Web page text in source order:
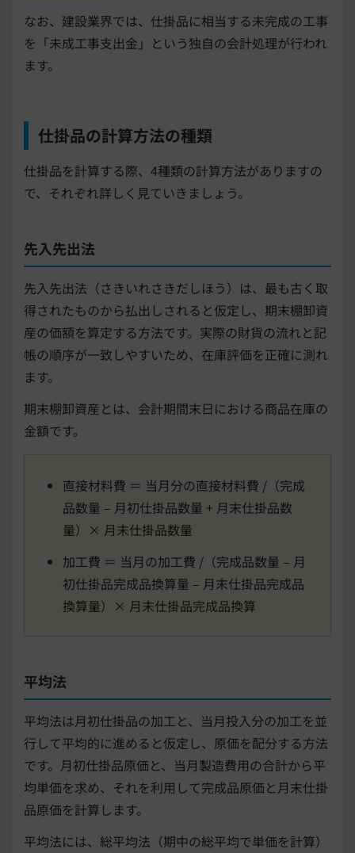
なお、建設業界では、仕掛品に相当する未完成の工事
を「未成工事支出金」という独自の会計処理が行われ
ます。
仕掛品の計算方法の種類
仕掛品を計算する際、4種類の計算方法がありますの
で、それぞれ詳しく見ていきましょう。
先入先出法
先入先出法（さきいれさきだしほう）は、最も古く取
得されたものから払出しされると仮定し、期末棚卸資
産の価額を算定する方法です。実際の財貨の流れと記
帳の順序が一致しやすいため、在庫評価を正確に測れ
ます。
期末棚卸資産とは、会計期間末日における商品在庫の
金額です。
直接材料費 ＝ 当月分の直接材料費 /（完成
品数量 – 月初仕掛品数量 + 月末仕掛品数
量）× 月末仕掛品数量
加工費 ＝ 当月の加工費 /（完成品数量 – 月
初仕掛品完成品換算量 – 月末仕掛品完成品
換算量）× 月末仕掛品完成品換算
平均法
平均法は月初仕掛品の加工と、当月投入分の加工を並
行して平均的に進めると仮定し、原価を配分する方法
です。月初仕掛品原価と、当月製造費用の合計から平
均単価を求め、それを利用して完成品原価と月末仕掛
品原価を計算します。
平均法には、総平均法（期中の総平均で単価を計算）